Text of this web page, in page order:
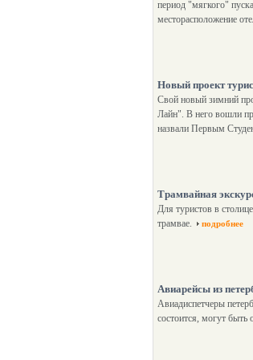
период "мягкого"
месторасположение
Новый проект
Свой новый зимний
Лайн". В него вошли
назвали Первым
Трамвайная
Для туристов в
трамвае.
подробнее
Авиарейсы из
Авиадиспетчеры
состоится, могут быть